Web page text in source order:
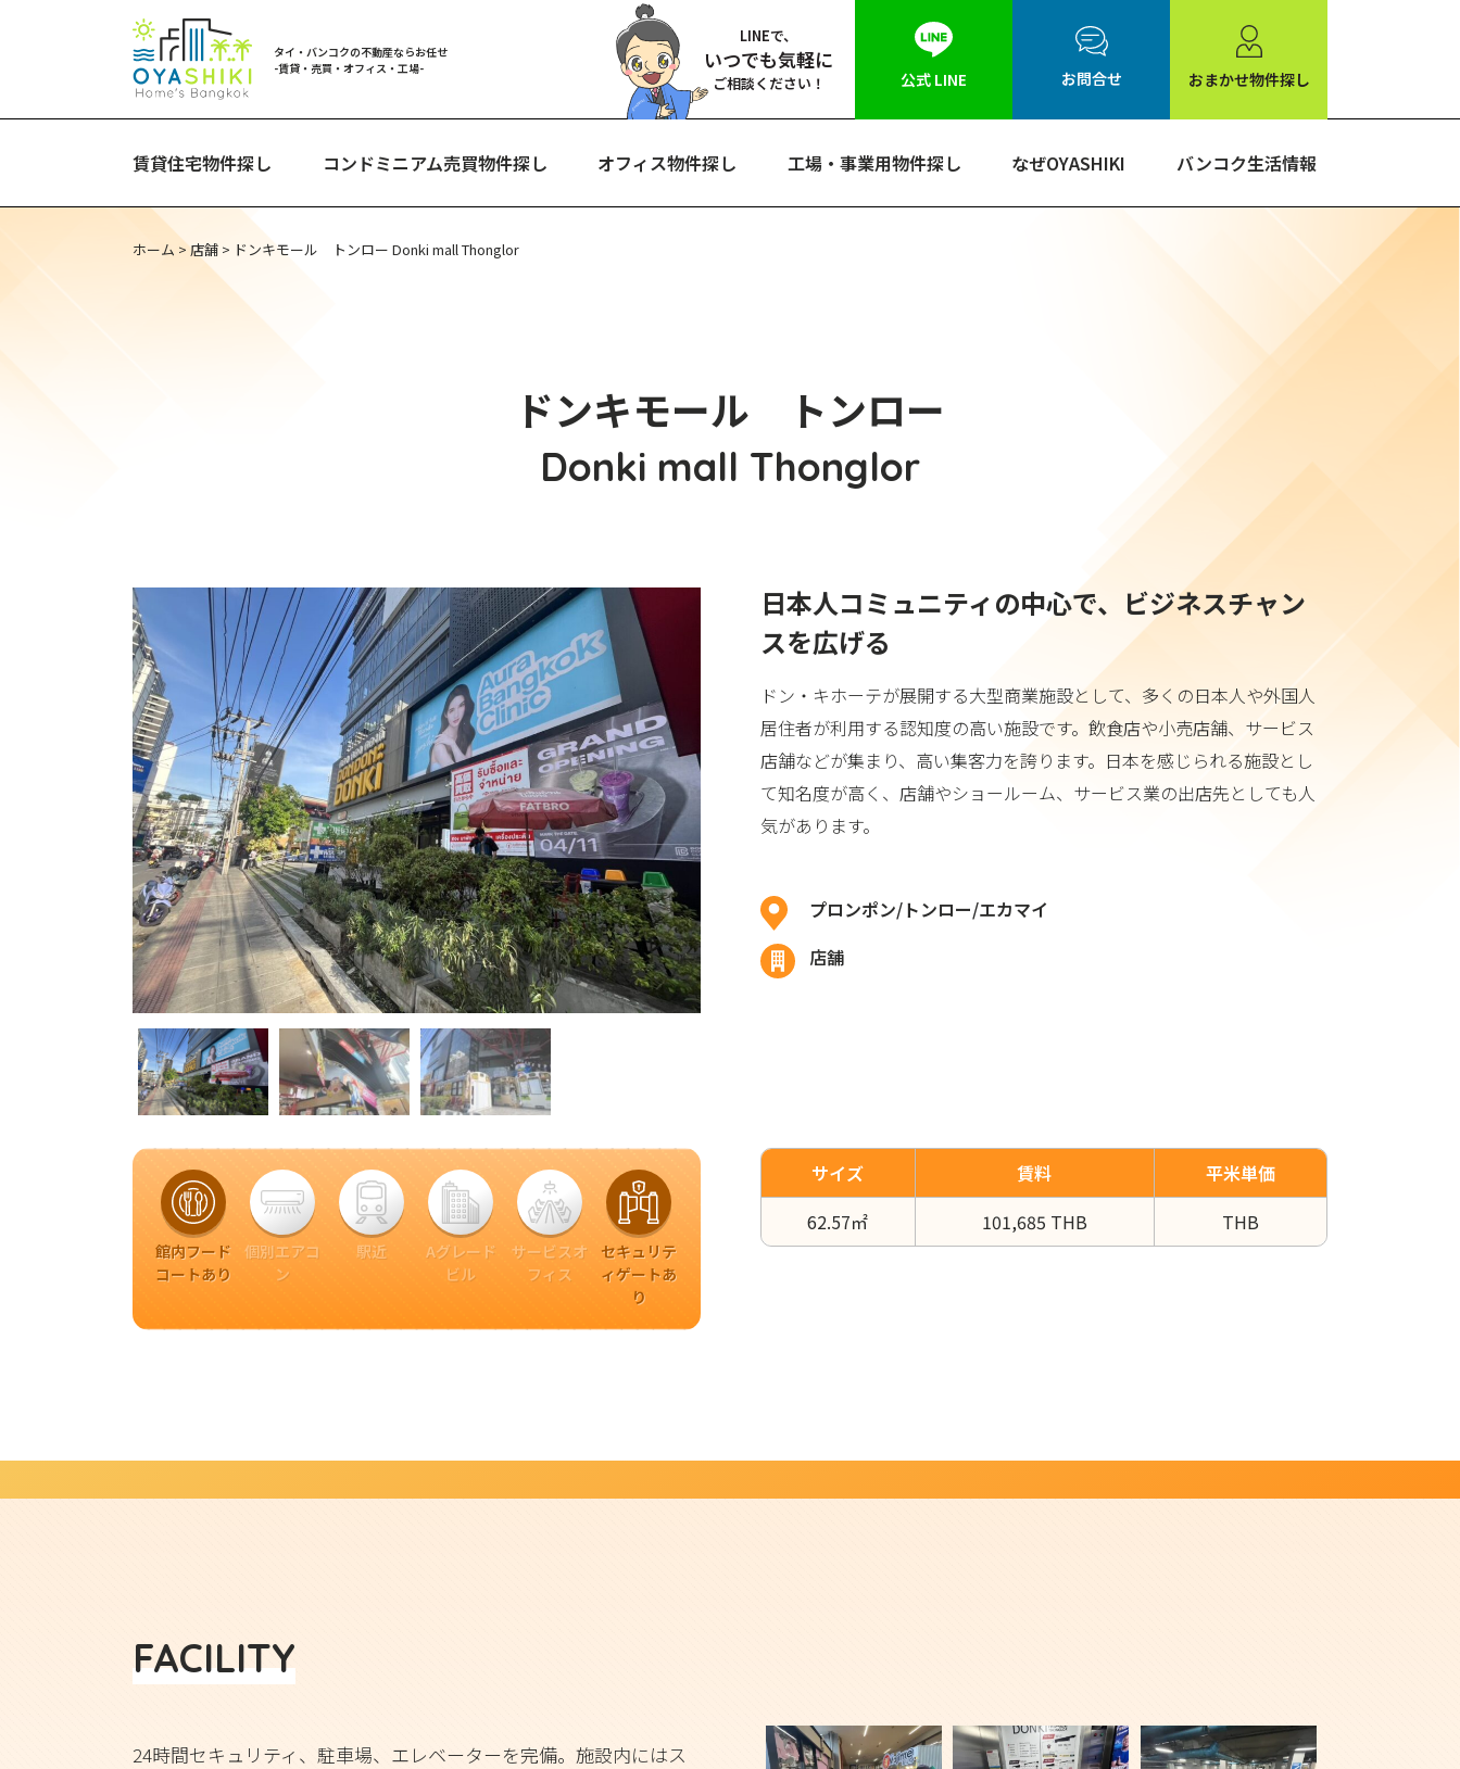
タイ・バンコクの不動産ならお任せ
-賃貸・売買・オフィス・工場-
LINEで、
いつでも気軽に
ご相談ください！ 公式 LINE お問合せ おまかせ物件探し
賃貸住宅物件探し コンドミニアム売買物件探し オフィス物件探し 工場・事業用物件探し なぜOYASHIKI バンコク生活情報
ホーム >店舗 > ドンキモール トンロー Donki mall Thonglor
ドンキモール トンロー
Donki mall Thonglor
日本人コミュニティの中心で、ビジネスチャン
スを広げる
ドン・キホーテが展開する大型商業施設として、多くの日本人や外国人
居住者が利用する認知度の高い施設です。飲食店や小売店舗、サービス
店舗などが集まり、高い集客力を誇ります。日本を感じられる施設とし
て知名度が高く、店舗やショールーム、サービス業の出店先としても人
気があります。
プロンポン/トンロー/エカマイ
店舗
サイズ 賃料
平米単価
62.57㎡
101,685 THB THB
館内フード
コートあり
個別エアコ
ン
駅近
Aグレード
ビル
サービスオ
フィス
セキュリテ
ィゲートあ
り
FACILITY
24時間セキュリティ、駐車場、エレベーターを完備。施設内にはス